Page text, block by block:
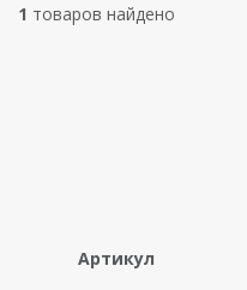
1 товаров найдено
Артикул